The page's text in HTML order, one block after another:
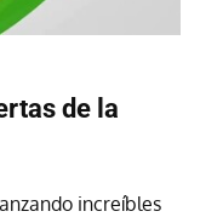
de la
increíbles